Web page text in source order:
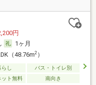
円
1ヶ月
（48.76m2）
し
バス・トイレ別
ット無料 南向き